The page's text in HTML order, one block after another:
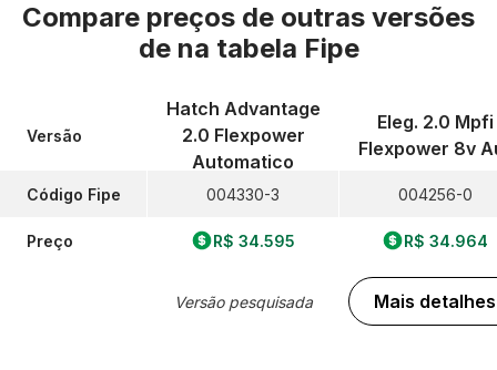
Compare preços de outras versões
de na tabela Fipe
Versão
Código Fipe
Preço
Hatch Advantage
2.0 Flexpower
Automatico
004330-3
R$ 34.595
Versão pesquisada
Eleg. 2.0 Mpfi
Flexpower 8v
004256-0
R$ 34.964
Mais detalhes